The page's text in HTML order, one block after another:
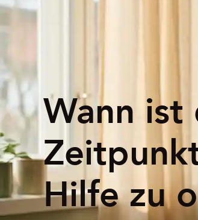
Wann
Hilfe zu